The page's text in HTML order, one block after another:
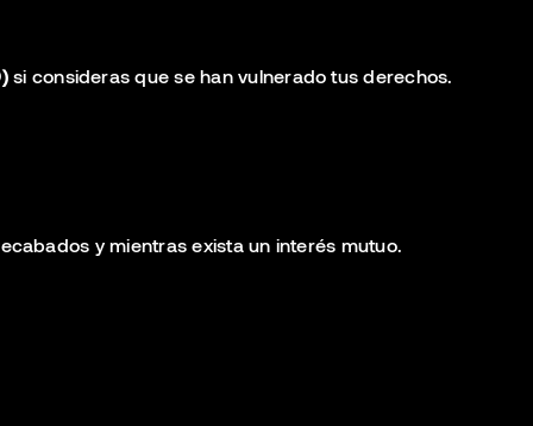
si consideras que se han vulnerado tus derechos.
y mientras exista un interés mutuo.